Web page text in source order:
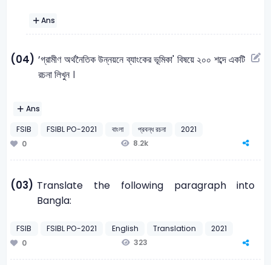
Ans
(04) ’গ্রামীণ অর্থনৈতিক উন্নয়নে ব্যাংকের ভূমিকা' বিষয়ে ২০০ শব্দে একটি
রচনা লিখুন ।
Ans
FSIB
FSIBL PO-2021 বাংলা প্রবন্ধ রচনা
2021
0
8.2k
(03) Translate the following paragraph into
Bangla:
FSIB FSIBL PO-2021 English Translation
2021
0
323